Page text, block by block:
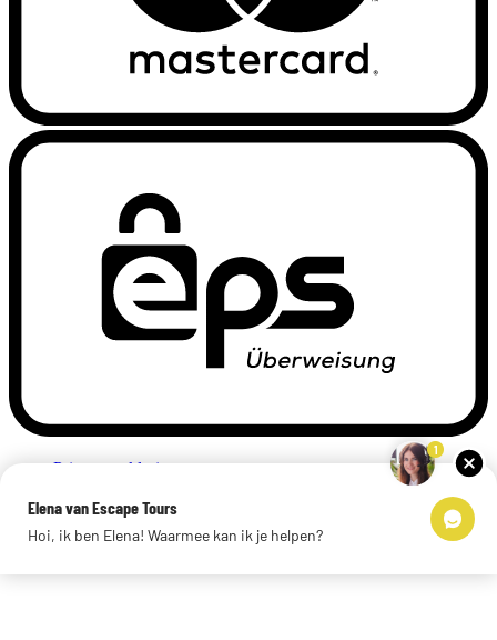
Privacyverklaring
Links
© 2026 Escape Tours
1
Elena van Escape Tours
Hoi, ik ben Elena! Waarmee kan ik je helpen?